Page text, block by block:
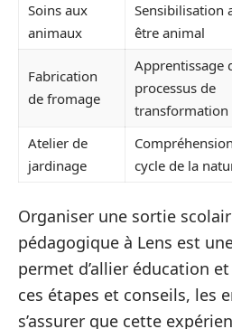
Soins aux
animaux
Sensibilisation
être animal
Fabrication
de fromage
Apprentissage
processus de
transformation
Atelier de
jardinage
cycle de la
Organiser une sortie
pédagogique à Lens est
permet d’allier éducation
ces étapes et conseils, les
s’assurer que cette